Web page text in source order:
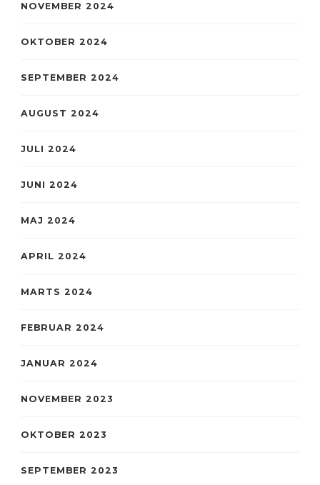
NOVEMBER 2024
OKTOBER 2024
SEPTEMBER 2024
AUGUST 2024
JULI 2024
JUNI 2024
MAJ 2024
APRIL 2024
MARTS 2024
FEBRUAR 2024
JANUAR 2024
NOVEMBER 2023
OKTOBER 2023
SEPTEMBER 2023